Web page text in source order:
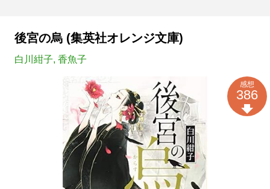
後宮の烏 (集英社オレンジ文庫)
白川紺子, 香魚子
感想
386